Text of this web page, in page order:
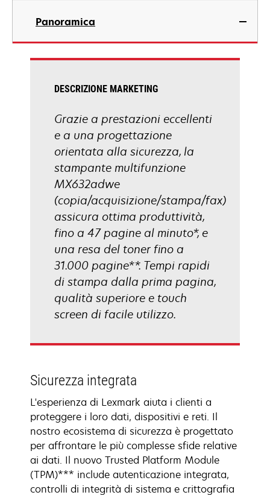
una
nuova
Panoramica
DESCRIZIONE MARKETING
Grazie a prestazioni eccellenti
e a una progettazione
orientata alla sicurezza, la
stampante multifunzione
MX632adwe
(copia/acquisizione/stampa/fax)
assicura ottima produttività,
fino a 47 pagine al minuto*, e
una resa del toner fino a
31.000 pagine**. Tempi rapidi
di stampa dalla prima pagina,
qualità superiore e touch
screen di facile utilizzo.
Sicurezza integrata
L'esperienza di Lexmark aiuta i clienti a
proteggere i loro dati, dispositivi e reti. Il
nostro ecosistema di sicurezza è progettato
per affrontare le più complesse sfide relative
ai dati. Il nuovo Trusted Platform Module
(TPM)*** include autenticazione integrata,
controlli di integrità di sistema e crittografia